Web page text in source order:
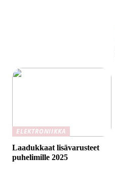
ELEKTRONIIKKA
Laadukkaat lisävarusteet
puhelimille 2025